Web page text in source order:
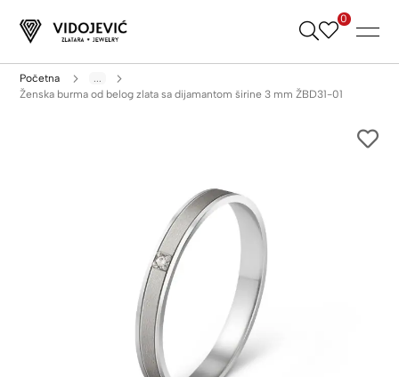
Skip
0
Početna
...
Ženska burma od belog zlata sa dijamantom širine 3 mm ŽBD31-01